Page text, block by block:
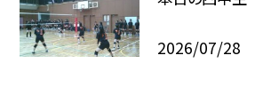
2026/07/28